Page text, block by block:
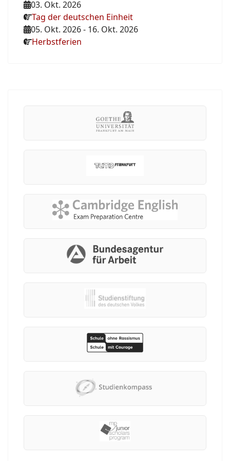
03. Okt. 2026
Tag der deutschen Einheit
05. Okt. 2026- 16. Okt. 2026
Herbstferien